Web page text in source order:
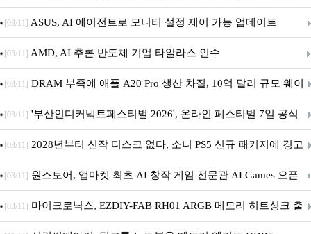
아의 용사’ 재개최 및 풍성한 기념 이벤트 실시!
[03/11] ASUS, AI 에이전트로 모니터 설정 제어 가능 업데이트
[03/11] AMD, AI 추론 반도체 기업 타알라스 인수
[03/11] DRAM 부족에 애플 A20 Pro 생산 차질, 10억 달러 규모 웨이
퍼 대기
[03/11] '부산인디커넥트페스티벌 2026', 온라인 페스티벌 7일 공식
개막... 22일간 진행
[03/11] 2028년부터 신작 디스크 없다, 소니 PS5 신규 패키지에 경고
문 추가
[03/11] 원스토어, 앱마켓 최초 AI 창작 게임 전문관 AI Games 오픈
[03/11] 마이크로닉스, EZDIY-FAB RH01 ARGB 메모리 히트싱크 출